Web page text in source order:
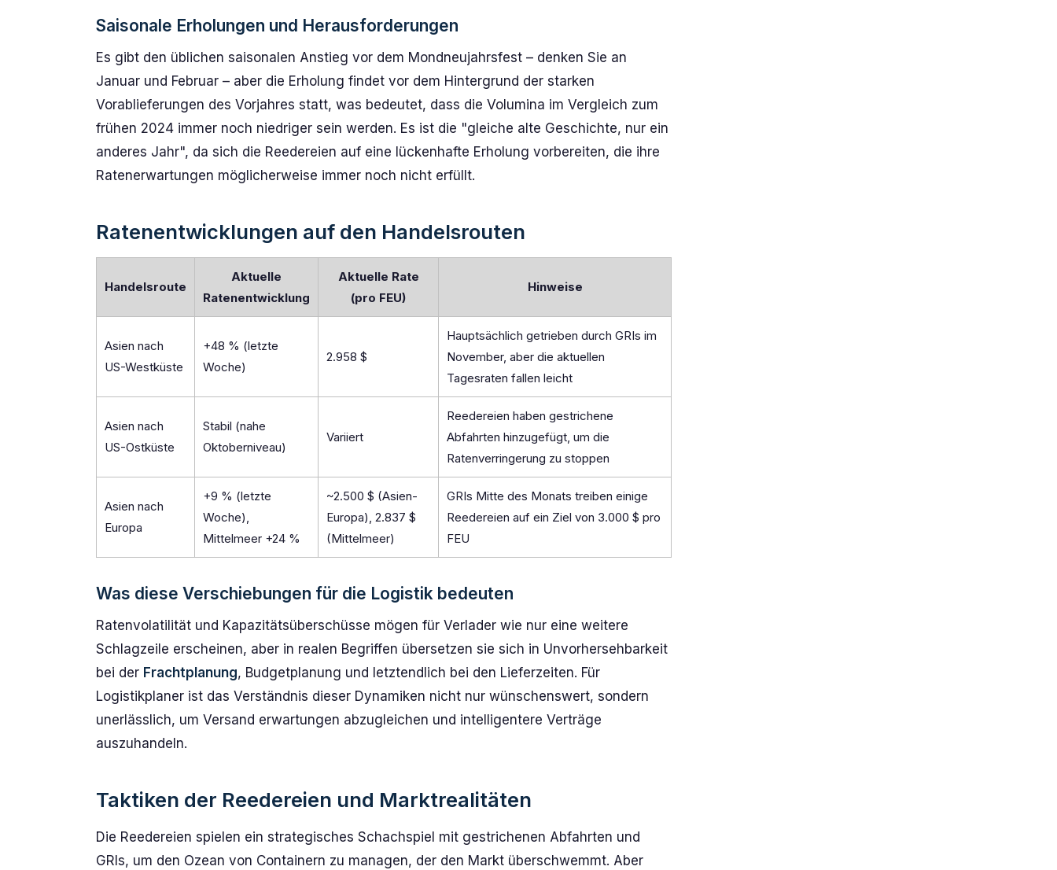
Saisonale Erholungen und Herausforderungen
Es gibt den üblichen saisonalen Anstieg vor dem Mondneujahrsfest – denken Sie an
Januar und Februar – aber die Erholung findet vor dem Hintergrund der starken
Vorablieferungen des Vorjahres statt, was bedeutet, dass die Volumina im Vergleich zum
frühen 2024 immer noch niedriger sein werden. Es ist die "gleiche alte Geschichte, nur ein
anderes Jahr", da sich die Reedereien auf eine lückenhafte Erholung vorbereiten, die ihre
Ratenerwartungen möglicherweise immer noch nicht erfüllt.
Ratenentwicklungen auf den Handelsrouten
Handelsroute
Aktuelle
Ratenentwicklung
Aktuelle Rate
(pro FEU)
Hinweise
Asien nach
US-Westküste
+48 % (letzte
Woche)
2.958 $
Hauptsächlich getrieben durch GRIs im
November, aber die aktuellen
Tagesraten fallen leicht
Asien nach
US-Ostküste
Stabil (nahe
Oktoberniveau)
Variiert
Reedereien haben gestrichene
Abfahrten hinzugefügt, um die
Ratenverringerung zu stoppen
Asien nach
Europa
+9 % (letzte
Woche),
Mittelmeer +24 %
~2.500 $ (Asien-
Europa), 2.837 $
(Mittelmeer)
GRIs Mitte des Monats treiben einige
Reedereien auf ein Ziel von 3.000 $ pro
FEU
Was diese Verschiebungen für die Logistik bedeuten
Ratenvolatilität und Kapazitätsüberschüsse mögen für Verlader wie nur eine weitere
Schlagzeile erscheinen, aber in realen Begriffen übersetzen sie sich in Unvorhersehbarkeit
bei der Frachtplanung, Budgetplanung und letztendlich bei den Lieferzeiten. Für
Logistikplaner ist das Verständnis dieser Dynamiken nicht nur wünschenswert, sondern
unerlässlich, um Versand erwartungen abzugleichen und intelligentere Verträge
auszuhandeln.
Taktiken der Reedereien und Marktrealitäten
Die Reedereien spielen ein strategisches Schachspiel mit gestrichenen Abfahrten und
GRIs, um den Ozean von Containern zu managen, der den Markt überschwemmt. Aber